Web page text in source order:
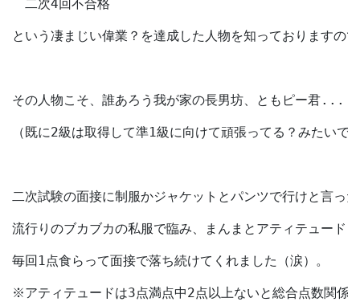
二次4回不合格
という凄まじい偉業？を達成した人物を知っております
その人物こそ、誰あろう我が家の長男坊、ともピー君...（
（既に2級は取得して準1級に向けて頑張ってる？みたいで
二次試験の面接に制服かジャケットとパンツで行けと言っ
流行りのブカブカの私服で臨み、まんまとアティテュード
毎回1点食らって面接で落ち続けてくれました（涙）。
※アティテュードは3点満点中2点以上ないと総合点数関